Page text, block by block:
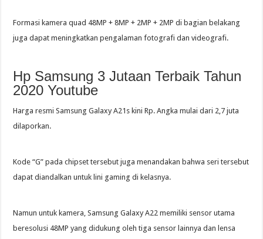
Formasi kamera quad 48MP + 8MP + 2MP + 2MP di bagian belakang
juga dapat meningkatkan pengalaman fotografi dan videografi.
Hp Samsung 3 Jutaan Terbaik Tahun
2020 Youtube
Harga resmi Samsung Galaxy A21s kini Rp. Angka mulai dari 2,7 juta
dilaporkan.
Kode “G” pada chipset tersebut juga menandakan bahwa seri tersebut
dapat diandalkan untuk lini gaming di kelasnya.
Namun untuk kamera, Samsung Galaxy A22 memiliki sensor utama
beresolusi 48MP yang didukung oleh tiga sensor lainnya dan lensa